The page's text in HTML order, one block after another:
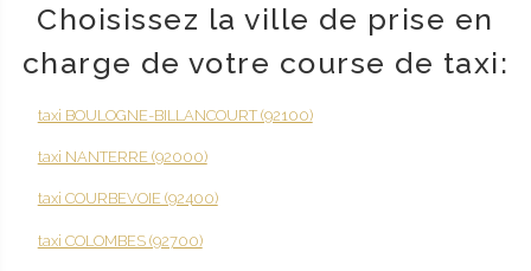
Choisissez la ville de prise en
charge de votre course de taxi:
taxi BOULOGNE-BILLANCOURT (92100)
taxi NANTERRE (92000)
taxi COURBEVOIE (92400)
taxi COLOMBES (92700)